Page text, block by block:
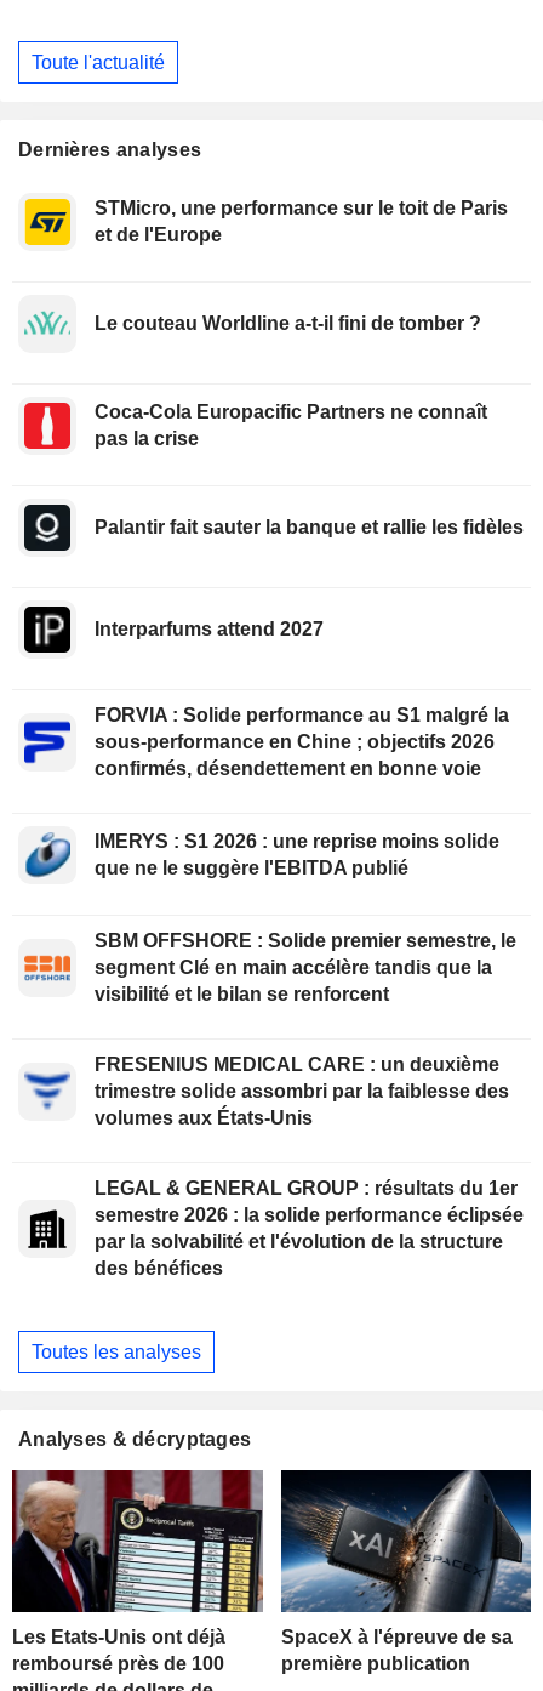
Toute l'actualité
Dernières analyses
STMicro, une performance sur le toit de Paris
et de l'Europe
Le couteau Worldline a-t-il fini de tomber ?
Coca-Cola Europacific Partners ne connaît
pas la crise
Palantir fait sauter la banque et rallie les fidèles
Interparfums attend 2027
FORVIA : Solide performance au S1 malgré la
sous-performance en Chine ; objectifs 2026
confirmés, désendettement en bonne voie
IMERYS : S1 2026 : une reprise moins solide
que ne le suggère l'EBITDA publié
SBM OFFSHORE : Solide premier semestre, le
segment Clé en main accélère tandis que la
visibilité et le bilan se renforcent
FRESENIUS MEDICAL CARE : un deuxième
trimestre solide assombri par la faiblesse des
volumes aux États-Unis
LEGAL & GENERAL GROUP : résultats du 1er
semestre 2026 : la solide performance éclipsée
par la solvabilité et l'évolution de la structure
des bénéfices
Toutes les analyses
Analyses & décryptages
Les Etats-Unis ont déjà
remboursé près de 100
SpaceX à l'épreuve de sa
première publication